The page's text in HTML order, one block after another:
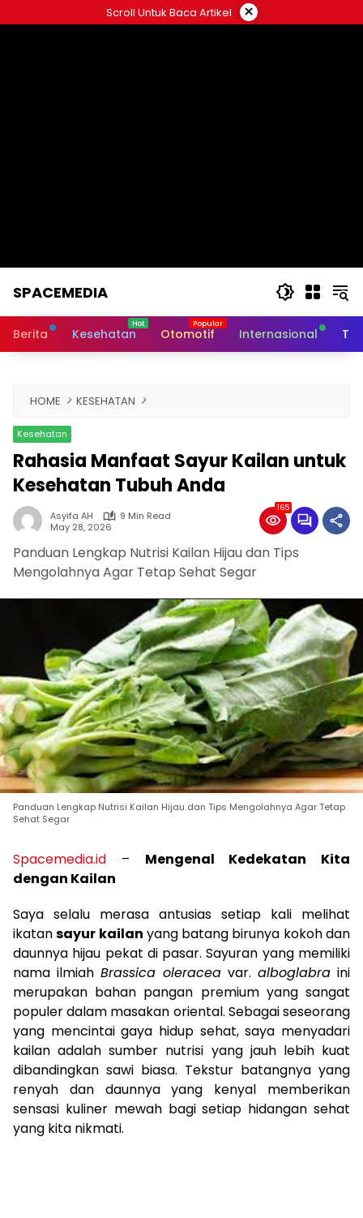
to
Scroll Untuk Baca Artikel ×
SPACEMEDIA
Berita Kesehatan Otomotif Internasional
HOME KESEHATAN
Kesehatan
Rahasia Manfaat Sayur Kailan untuk
Kesehatan Tubuh Anda
Asyifa AH
9 Min Read
May 28, 2026
165
Panduan Lengkap Nutrisi Kailan Hijau dan Tips
Mengolahnya Agar Tetap Sehat Segar
Panduan Lengkap Nutrisi Kailan Hijau dan Tips Mengolahnya Agar Tetap
Sehat Segar
Spacemedia.id – Mengenal Kedekatan Kita
dengan Kailan
Saya selalu merasa antusias setiap kali melihat
ikatansayur kailan yang batang birunya kokoh dan
daunnya hijau pekat di pasar. Sayuran yang memiliki
nama ilmiah Brassica oleracea var. alboglabra ini
merupakan bahan pangan premium yang sangat
populer dalam masakan oriental. Sebagai seseorang
yang mencintai gaya hidup sehat, saya menyadari
kailan adalah sumber nutrisi yang jauh lebih kuat
dibandingkan sawi biasa. Tekstur batangnya yang
renyah dan daunnya yang kenyal memberikan
sensasi kuliner mewah bagi setiap hidangan sehat
yang kita nikmati.